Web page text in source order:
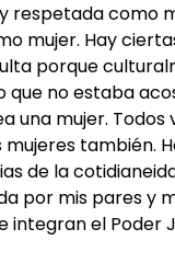
respetada como
mujer. Hay
porque
que no estaba
una mujer. Todos
también.
de la
por mis pares y
integran el Poder